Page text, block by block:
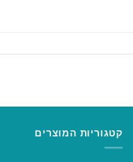
קטגוריות המוצרים